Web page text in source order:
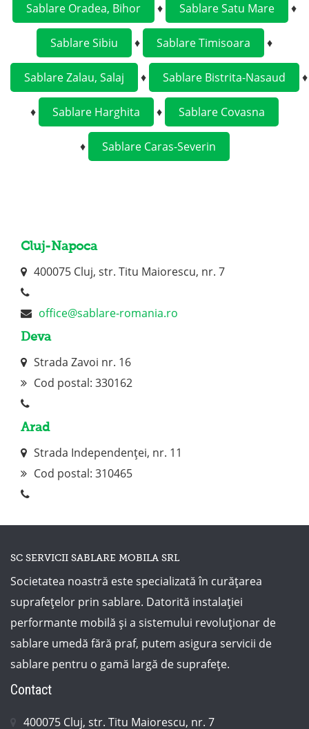
Sablare Oradea, Bihor ♦ Sablare Satu Mare ♦
Sablare Sibiu ♦ Sablare Timisoara ♦
Sablare Zalau, Salaj ♦ Sablare Bistrita-Nasaud
♦ Sablare Harghita ♦ Sablare Covasna
♦ Sablare Caras-Severin
Cluj-Napoca
400075 Cluj, str. Titu Maiorescu, nr. 7
office@sablare-romania.ro
Deva
Strada Zavoi nr. 16
Cod postal: 330162
Arad
Strada Independenței, nr. 11
Cod postal: 310465
SC SERVICII SABLARE MOBILA SRL
Societatea noastră este specializată în curățarea
suprafețelor prin sablare. Datorită instalației
performante mobilă și a sistemului revoluționar de
sablare umedă fără praf, putem asigura servicii de
sablare pentru o gamă largă de suprafețe.
Contact
400075 Cluj, str. Titu Maiorescu, nr. 7